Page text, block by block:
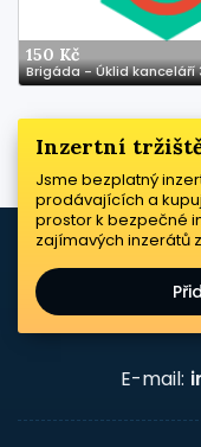
150 Kč
Inzertní
Jsme bezplatný
prodávajících a
prostor k bezpečné
zajímavých inzerátů
E-mail: